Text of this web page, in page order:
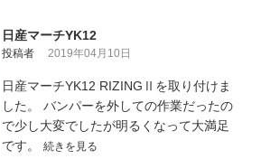
日産マーチYK12
投稿者 2019年04月10日
日産マーチYK12 RIZINGⅡを取り付けま
した。 バンパーを外しての作業だったの
で少し大変でしたが明るくなって大満足
です。 続きを見る